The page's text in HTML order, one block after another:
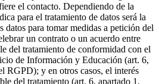
el contacto. Dependiendo de la
para el tratamiento de datos será la
datos para tomar medidas a petición del
un contrato o un acuerdo entre
del tratamiento de conformidad con el
de Información y Educación (art. 6,
RGPD); y en otros casos, el interés
del tratamiento (art. 6, apartado 1,